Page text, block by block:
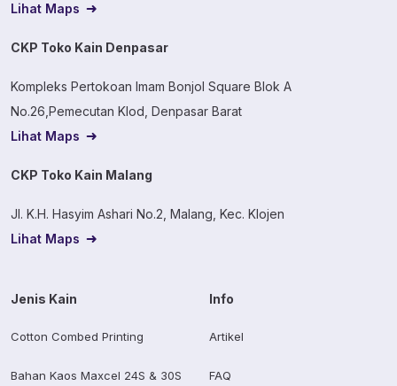
Lihat Maps
CKP Toko Kain Denpasar
Kompleks Pertokoan Imam Bonjol Square Blok A
No.26,Pemecutan Klod, Denpasar Barat
Lihat Maps
CKP Toko Kain Malang
Jl. K.H. Hasyim Ashari No.2, Malang, Kec. Klojen
Lihat Maps
Jenis Kain
Cotton Combed Printing
Bahan Kaos Maxcel 24S & 30S
Info
Artikel
FAQ